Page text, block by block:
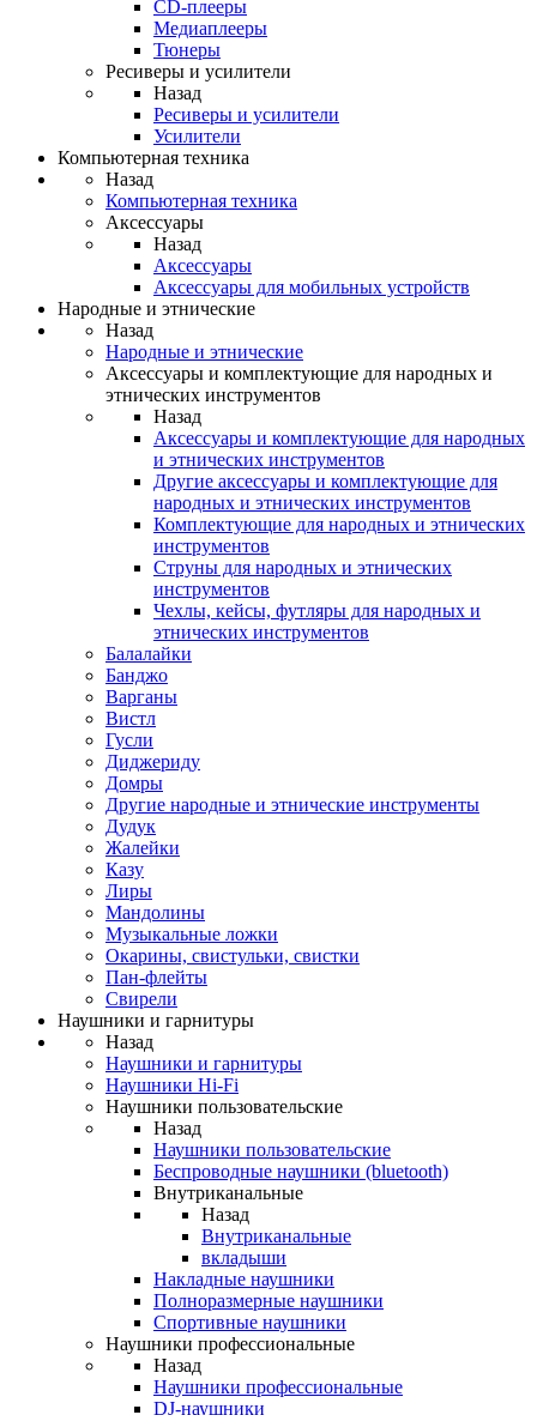
CD-плееры
Медиаплееры
Тюнеры
Ресиверы и усилители
Назад
Ресиверы и усилители
Усилители
Компьютерная техника
Назад
Компьютерная техника
Аксессуары
Назад
Аксессуары
Аксессуары для мобильных устройств
Народные и этнические
Назад
Народные и этнические
Аксессуары и комплектующие для народных и
этнических инструментов
Назад
Аксессуары и комплектующие для народных
и этнических инструментов
Другие аксессуары и комплектующие для
народных и этнических инструментов
Комплектующие для народных и этнических
инструментов
Струны для народных и этнических
инструментов
Чехлы, кейсы, футляры для народных и
этнических инструментов
Балалайки
Банджо
Варганы
Вистл
Гусли
Диджериду
Домры
Другие народные и этнические инструменты
Дудук
Жалейки
Казу
Лиры
Мандолины
Музыкальные ложки
Окарины, свистульки, свистки
Пан-флейты
Свирели
Наушники и гарнитуры
Назад
Наушники и гарнитуры
Наушники Hi-Fi
Наушники пользовательские
Назад
Наушники пользовательские
Беспроводные наушники (bluetooth)
Внутриканальные
Назад
Внутриканальные
вкладыши
Накладные наушники
Полноразмерные наушники
Спортивные наушники
Наушники профессиональные
Назад
Наушники профессиональные
DJ-наушники